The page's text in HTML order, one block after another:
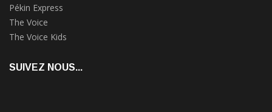
Pékin Express
The Voice
The Voice Kids
SUIVEZ NOUS...